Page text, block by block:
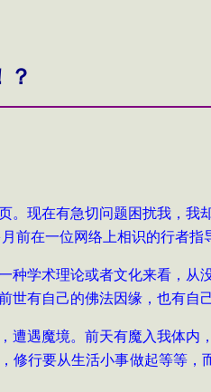
？
。现在有急切问题困扰我，我
前在一位网络上相识的行者
种学术理论或者文化来看，
有自己的佛法因缘，也有自
遭遇魔境。前天有魔入我体
修行要从生活小事做起等等，